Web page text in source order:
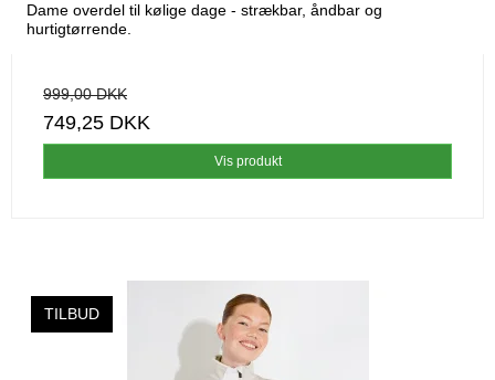
Dame overdel til kølige dage - strækbar, åndbar og
hurtigtørrende.
999,00 DKK
749,25 DKK
Vis produkt
TILBUD